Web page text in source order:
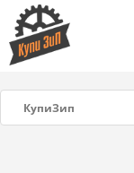
КупиЗип